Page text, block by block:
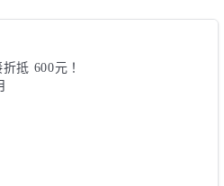
抵 600元！